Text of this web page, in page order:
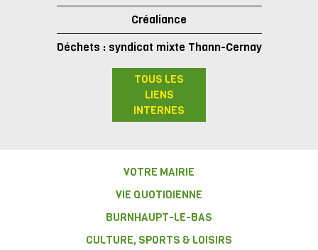
Créaliance
Déchets : syndicat mixte Thann-Cernay
TOUS LES
LIENS
INTERNES
VOTRE MAIRIE
VIE QUOTIDIENNE
BURNHAUPT-LE-BAS
CULTURE, SPORTS & LOISIRS